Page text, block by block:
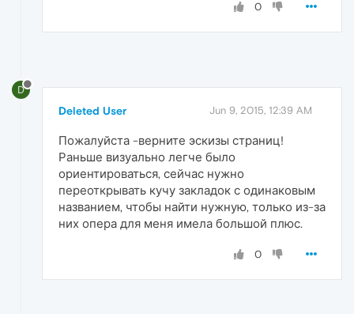
0
D
Deleted User Jun 9, 2015, 12:39 AM
Пожалуйста -верните эскизы страниц!
Раньше визуально легче было
ориентироваться, сейчас нужно
переоткрывать кучу закладок с одинаковым
названием, чтобы найти нужную, только из-за
них опера для меня имела большой плюс.
0